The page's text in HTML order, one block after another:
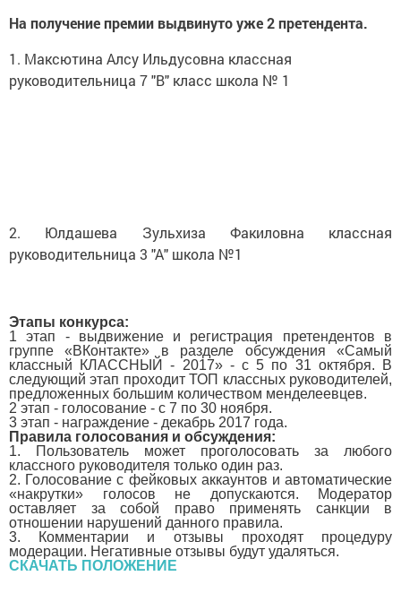
На получение премии выдвинуто уже 2 претендента.
1. Максютина Алсу Ильдусовна классная
руководительница 7 "В" класс школа № 1
2. Юлдашева Зульхиза Факиловна классная
руководительница 3 "А" школа №1
Этапы конкурса:
1 этап - выдвижение и регистрация претендентов в
группе «ВКонтакте» в разделе обсуждения «Самый
классный КЛАССНЫЙ - 2017» - с 5 по 31 октября. В
следующий этап проходит ТОП классных руководителей,
предложенных большим количеством менделеевцев.
2 этап - голосование - с 7 по 30 ноября.
3 этап - награждение - декабрь 2017 года.
Правила голосования и обсуждения:
1. Пользователь может проголосовать за любого
классного руководителя только один раз.
2. Голосование с фейковых аккаунтов и автоматические
«накрутки» голосов не допускаются. Модератор
оставляет за собой право применять санкции в
отношении нарушений данного правила.
3. Комментарии и отзывы проходят процедуру
модерации. Негативные отзывы будут удаляться.
СКАЧАТЬ ПОЛОЖЕНИЕ